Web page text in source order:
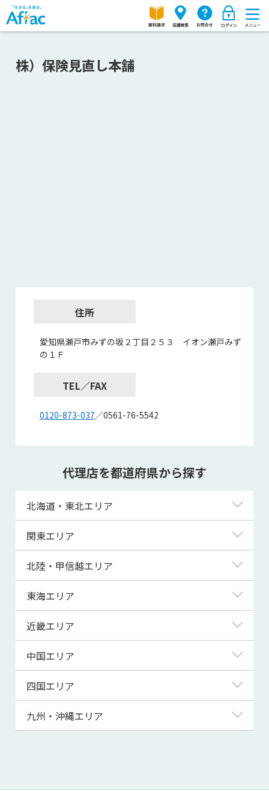
株）保険見直し本舗
住所
愛知県瀬戸市みずの坂２丁目２５３ イオン瀬戸みず
の１Ｆ
TEL／FAX
0120-873-037／0561-76-5542
代理店を都道府県から探す
北海道・東北エリア
北海道
青森県
宮城県
秋田県
山形県
関東エリア
東京都
神奈川県
埼玉県
千葉県
茨城県
群馬県
北陸・甲信越エリア
新潟県
富山県
福井県
山梨県
長野県
東海エリア
岐阜県
静岡県
三重県
近畿エリア
滋賀県
京都府
大阪府
兵庫県
和歌山県
中国エリア
鳥取県
島根県
山口県
四国エリア
徳島県
高知県
九州・沖縄エリア